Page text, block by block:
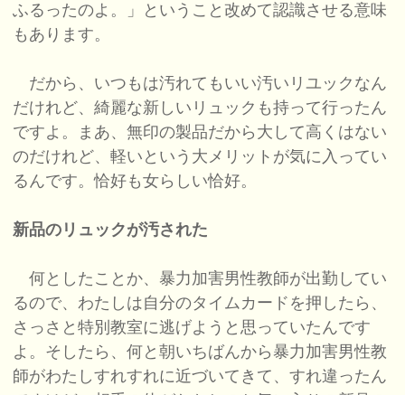
ふるったのよ。」ということ改めて認識させる意味
もあります。
だから、いつもは汚れてもいい汚いリユックなん
だけれど、綺麗な新しいリュックも持って行ったん
ですよ。まあ、無印の製品だから大して高くはない
のだけれど、軽いという大メリットが気に入ってい
るんです。恰好も女らしい恰好。
新品のリュックが汚された
何としたことか、暴力加害男性教師が出勤してい
るので、わたしは自分のタイムカードを押したら、
さっさと特別教室に逃げようと思っていたんです
よ。そしたら、何と朝いちばんから暴力加害男性教
師がわたしすれすれに近づいてきて、すれ違ったん